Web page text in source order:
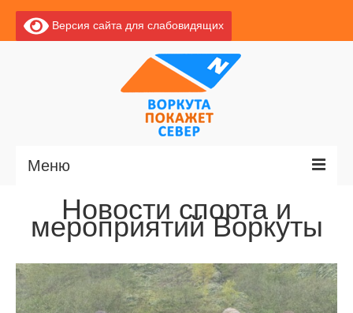
Версия сайта для слабовидящих
Меню
Главная
Новости
О Воркуте
Экскурсии по Воркуте
Новости спорта и
мероприятий Воркуты